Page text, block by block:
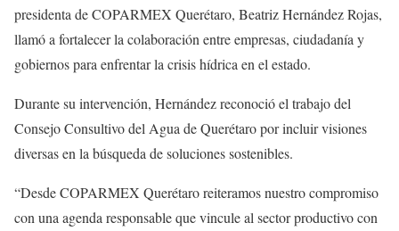
presidenta de COPARMEX Querétaro, Beatriz Hernández Rojas,
llamó a fortalecer la colaboración entre empresas, ciudadanía y
gobiernos para enfrentar la crisis hídrica en el estado.
Durante su intervención, Hernández reconoció el trabajo del
Consejo Consultivo del Agua de Querétaro por incluir visiones
diversas en la búsqueda de soluciones sostenibles.
“Desde COPARMEX Querétaro reiteramos nuestro compromiso
con una agenda responsable que vincule al sector productivo con